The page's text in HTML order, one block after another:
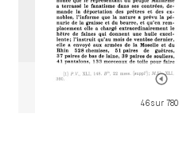
46 sur 780